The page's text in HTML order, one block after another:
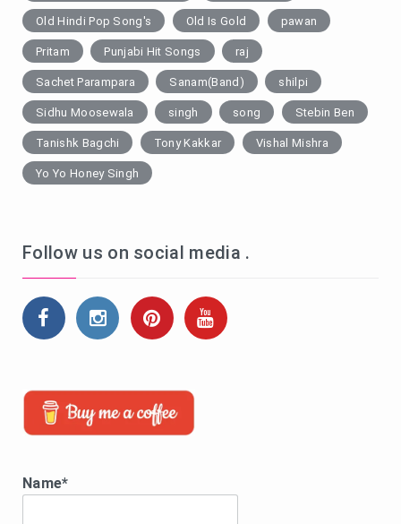
Old Hindi Pop Song's Old Is Gold pawan
Pritam Punjabi Hit Songs raj
Sachet Parampara Sanam(Band) shilpi
Sidhu Moosewala singh song Stebin Ben
Tanishk Bagchi Tony Kakkar Vishal Mishra
Yo Yo Honey Singh
Follow us on social media .
Name*